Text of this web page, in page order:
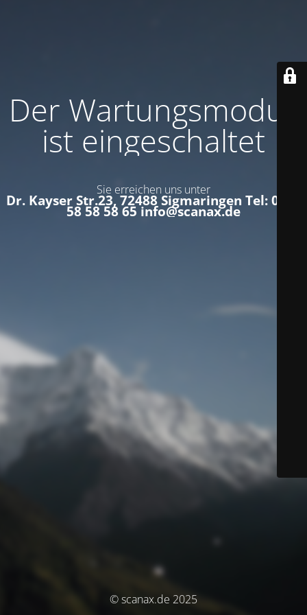
Der Wartungsmodus
ist eingeschaltet
Sie erreichen uns unter
Dr. Kayser Str.23, 72488 Sigmaringen Tel: 0152
58 58 58 65 info@scanax.de
© scanax.de 2025